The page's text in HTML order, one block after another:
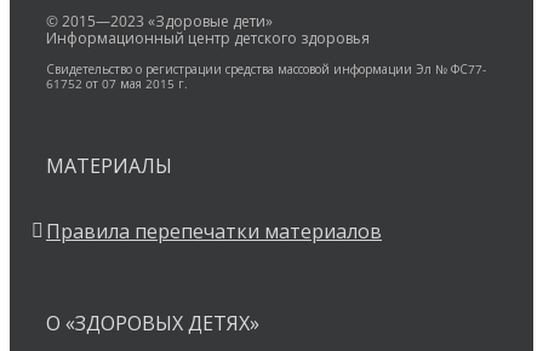
© 2015—2023 «Здоровые дети»
Информационный центр детского здоровья
Свидетельство о регистрации средства массовой информации Эл № ФС77-
61752 от 07 мая 2015 г.
МАТЕРИАЛЫ
Правила перепечатки материалов
О «ЗДОРОВЫХ ДЕТЯХ»